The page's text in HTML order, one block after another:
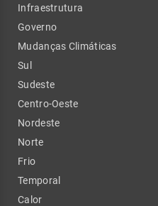
Infraestrutura
Governo
Mudanças Climáticas
Sul
Sudeste
Centro-Oeste
Nordeste
Norte
Frio
Temporal
Calor